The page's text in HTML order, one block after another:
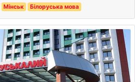
Мінськ Білоруська мова